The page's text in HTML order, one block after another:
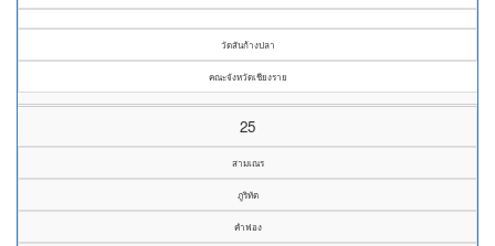
วัดสันก้างปลา
คณะจังหวัดเชียงราย
25
สามเณร
ภูริทัต
คำฟอง